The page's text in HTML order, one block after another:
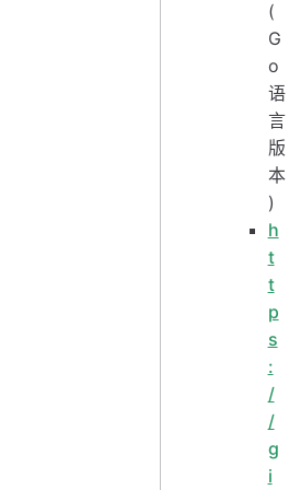
(
G
o
语
言
版
本
)
h
t
t
p
s
:
/
/
g
i